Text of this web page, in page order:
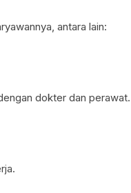
antara lain:
dokter dan perawat.